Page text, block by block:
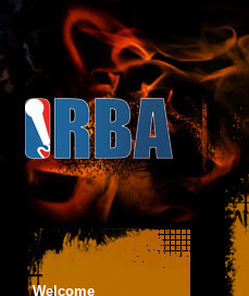
Welcome